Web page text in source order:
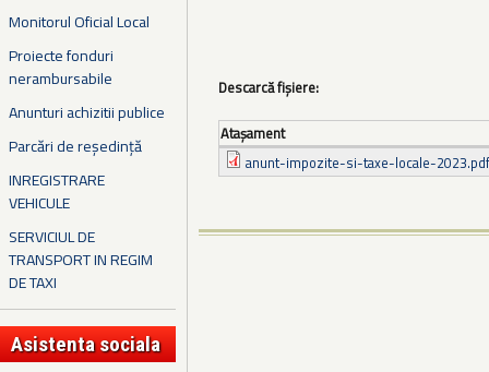
Monitorul Oficial Local
Proiecte fonduri
nerambursabile
Anunturi achizitii publice
Parcări de reședință
INREGISTRARE
VEHICULE
SERVICIUL DE
TRANSPORT IN REGIM
DE TAXI
Asistenta sociala
Descarcă fișiere:
Ataşament
anunt-impozite-si-taxe-locale-2023.pdf